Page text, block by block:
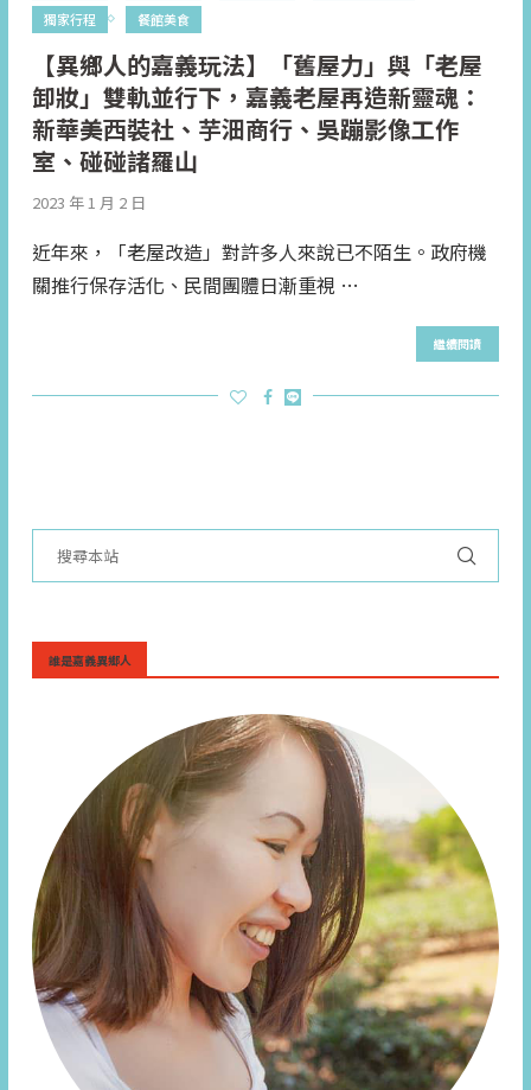
獨家行程
餐館美食
【異鄉人的嘉義玩法】「舊屋力」與「老屋
卸妝」雙軌並行下，嘉義老屋再造新靈魂：
新華美西裝社、芋沺商行、吳蹦影像工作
室、碰碰諸羅山
2023 年 1 月 2 日
近年來，「老屋改造」對許多人來說已不陌生。政府機
關推行保存活化、民間團體日漸重視 …
繼續閱讀
誰是嘉義異鄉人